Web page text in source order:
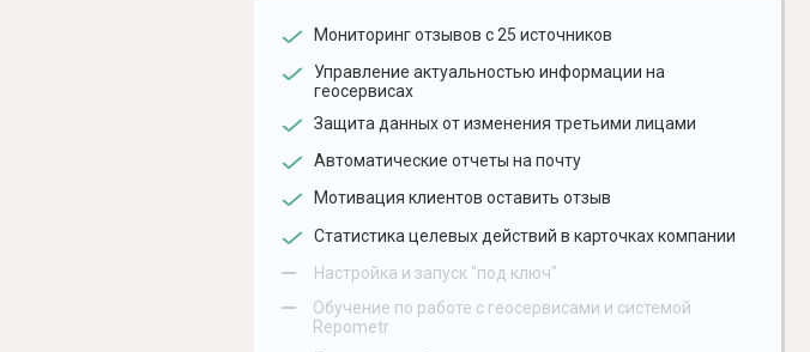
Мониторинг отзывов с 25 источников
Управление актуальностью информации на
геосервисах
Защита данных от изменения третьими лицами
Автоматические отчеты на почту
Мотивация клиентов оставить отзыв
Статистика целевых действий в карточках компании
– Настройка и запуск "под ключ"
–
Обучение по работе с геосервисами и системой
Repometr